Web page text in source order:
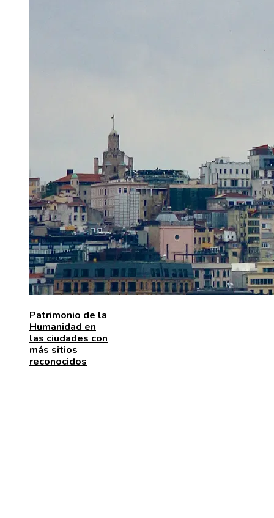
Patrimonio de la
Humanidad en
las ciudades con
más sitios
reconocidos